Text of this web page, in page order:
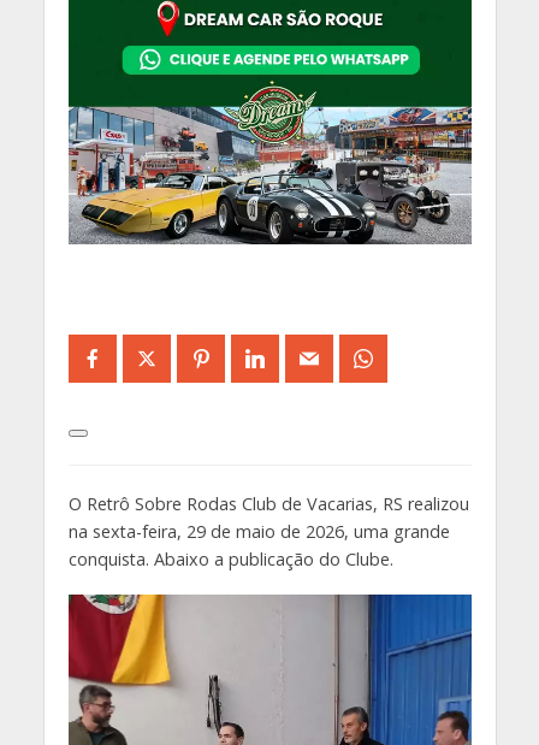
O Retrô Sobre Rodas Club de Vacarias, RS realizou
na sexta-feira, 29 de maio de 2026, uma grande
conquista. Abaixo a publicação do Clube.